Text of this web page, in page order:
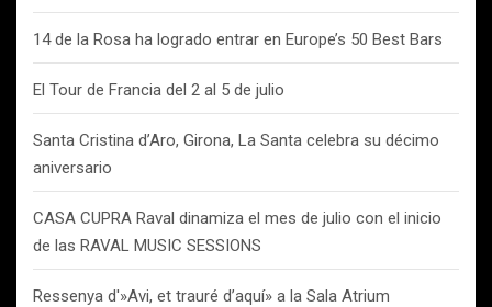
14 de la Rosa ha logrado entrar en Europe’s 50 Best Bars
El Tour de Francia del 2 al 5 de julio
Santa Cristina d’Aro, Girona, La Santa celebra su décimo
aniversario
CASA CUPRA Raval dinamiza el mes de julio con el inicio
de las RAVAL MUSIC SESSIONS
Ressenya d'»Avi, et trauré d’aquí» a la Sala Atrium